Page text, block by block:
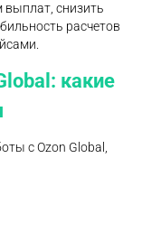
выплат, снизить
расчетов
какие
с Ozon Global,